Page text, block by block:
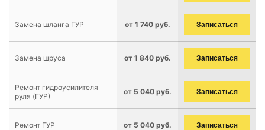
Замена шланга ГУР от 1 740 руб. Записаться
Замена шруса от 1 840 руб. Записаться
Ремонт гидроусилителя
руля (ГУР)
от 5 040 руб. Записаться
Ремонт ГУР от 5 040 руб. Записаться